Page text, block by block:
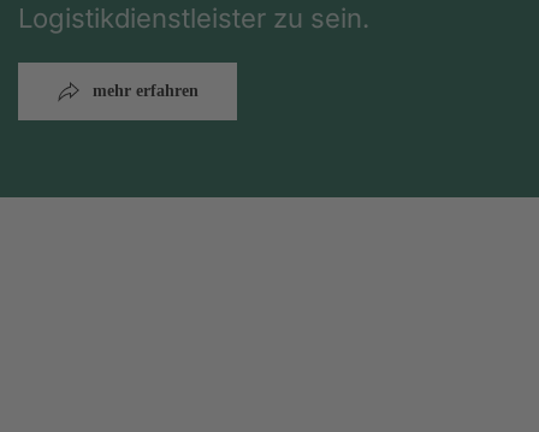
Logistikdienstleister zu sein.
mehr erfahren